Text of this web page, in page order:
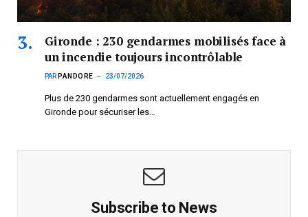
Gironde : 230 gendarmes mobilisés face à
un incendie toujours incontrôlable
PAR PANDORE 23/07/2026
Plus de 230 gendarmes sont actuellement engagés en
Gironde pour sécuriser les…
Subscribe to News